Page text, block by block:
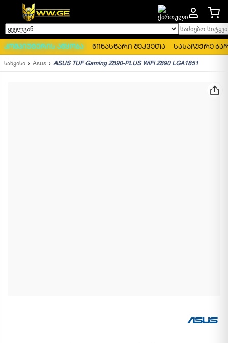
ყველგან საძიებო
კომპიუტერის აწყობა წინასწარი შეკვეთა სასაჩუქრე
საწყისი Asus ASUS TUF Gaming Z890-PLUS WiFi Z890 LGA1851